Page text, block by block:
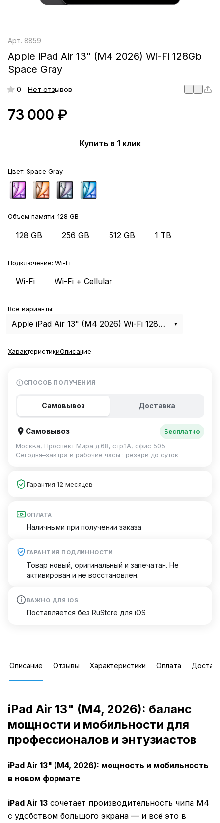
Арт. 8859
Apple iPad Air 13" (M4 2026) Wi-Fi 128Gb
Space Gray
0 Нет отзывов
73 000 ₽
Купить в 1 клик
Цвет: Space Gray
Объем памяти: 128 GB
128 GB 256 GB 512 GB 1 TB
Подключение: Wi-Fi
Wi-Fi Wi-Fi + Cellular
Все варианты:
Apple iPad Air 13" (M4 2026) Wi-Fi 128Gb Space Gray
ХарактеристикиОписание
СПОСОБ ПОЛУЧЕНИЯ
Самовывоз Доставка
Самовывоз
Бесплатно
Москва, Проспект Мира д.68, стр.1А, офис 505
Сегодня–завтра в рабочие часы · резерв до суток
Гарантия 12 месяцев
ОПЛАТА
Наличными при получении заказа
ГАРАНТИЯ ПОДЛИННОСТИ
Товар новый, оригинальный и запечатан. Не
активирован и не восстановлен.
ВАЖНО ДЛЯ IOS
Поставляется без RuStore для iOS
Описание Отзывы Характеристики Оплата
iPad Air 13" (M4, 2026): баланс
мощности и мобильности для
профессионалов и энтузиастов
iPad Air 13" (M4, 2026): мощность и мобильность
в новом формате
iPad Air 13 сочетает производительность чипа M4
с удобством большого экрана — и всё это в